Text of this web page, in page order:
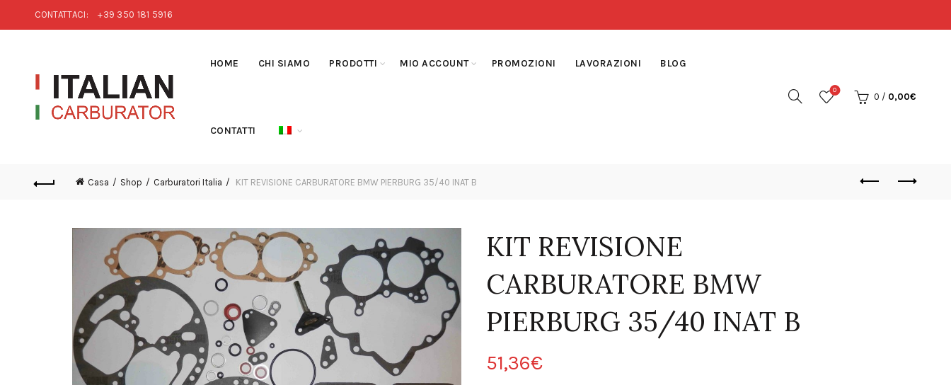
CONTATTACI: +39 350 181 5916
HOME CHI SIAMO PRODOTTI MIO ACCOUNT PROMOZIONI LAVORAZIONI BLOG
CONTATTI
0
0 / 0,00€
Casa Shop Carburatori Italia KIT REVISIONE CARBURATORE BMW PIERBURG 35/40 INAT B
KIT REVISIONE
CARBURATORE BMW
PIERBURG 35/40 INAT B
51,36€